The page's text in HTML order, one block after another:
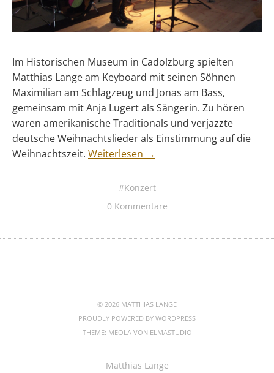
Im Historischen Museum in Cadolzburg spielten
Matthias Lange am Keyboard mit seinen Söhnen
Maximilian am Schlagzeug und Jonas am Bass,
gemeinsam mit Anja Lugert als Sängerin. Zu hören
waren amerikanische Traditionals und verjazzte
deutsche Weihnachtslieder als Einstimmung auf die
Weihnachtszeit. Weiterlesen →
Konzert
0 Kommentare
© 2026 MATTHIAS LANGE
PROUDLY POWERED BY WORDPRESS
THEME: MEOLA VON ELMASTUDIO
Matthias Lange